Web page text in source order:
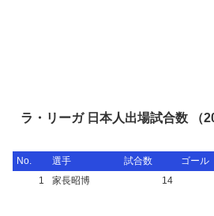
ラ・リーガ 日本人出場試合数 （
No. 選手 試合数 ゴール
1
家長昭博 14